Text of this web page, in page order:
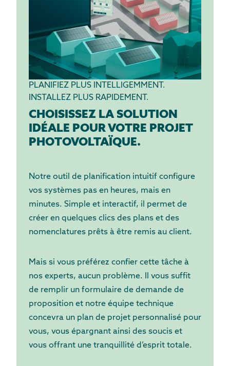
PLANIFIEZ PLUS INTELLIGEMMENT.
INSTALLEZ PLUS RAPIDEMENT.
CHOISISSEZ LA SOLUTION
IDÉALE POUR VOTRE PROJET
PHOTOVOLTAÏQUE.
Notre outil de planification intuitif configure
vos systèmes pas en heures, mais en
minutes. Simple et interactif, il permet de
créer en quelques clics des plans et des
nomenclatures prêts à être remis au client.
Mais si vous préférez confier cette tâche à
nos experts, aucun problème. Il vous suffit
de remplir un formulaire de demande de
proposition et notre équipe technique
concevra un plan de projet personnalisé pour
vous, vous épargnant ainsi des soucis et
vous offrant une tranquillité d’esprit totale.